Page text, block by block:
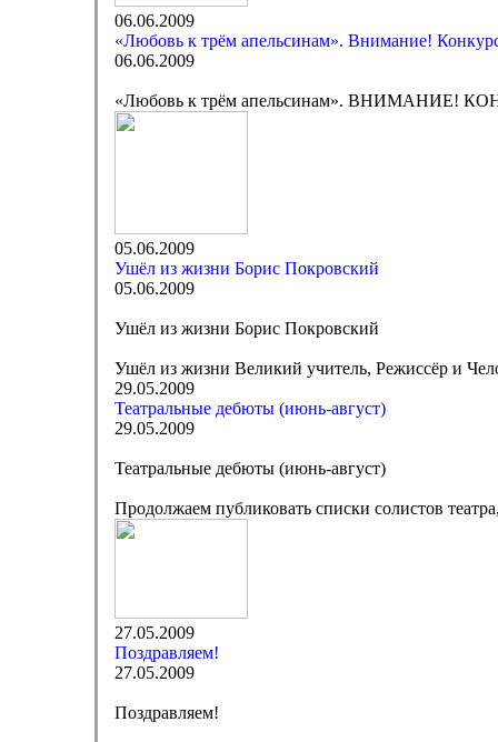
06.06.2009
«Любовь к трём апельсинам». Внимание!
06.06.2009
«Любовь к трём апельсинам». ВНИМАНИЕ!
05.06.2009
Ушёл из жизни Борис Покровский
05.06.2009
Ушёл из жизни Борис Покровский
Ушёл из жизни Великий учитель, Режиссёр и
29.05.2009
Театральные дебюты (июнь-август)
29.05.2009
Театральные дебюты (июнь-август)
Продолжаем публиковать списки солистов
27.05.2009
Поздравляем!
27.05.2009
Поздравляем!